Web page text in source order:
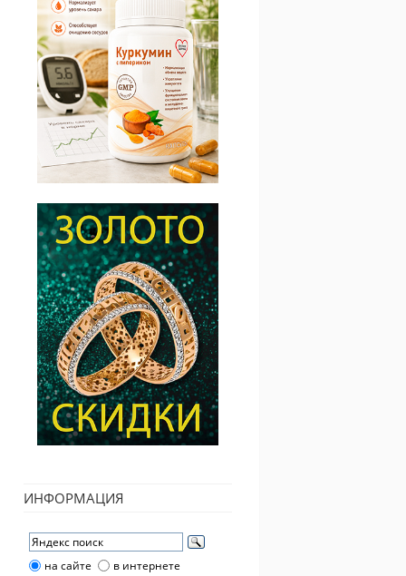
ИНФОРМАЦИЯ
на сайте в интернете